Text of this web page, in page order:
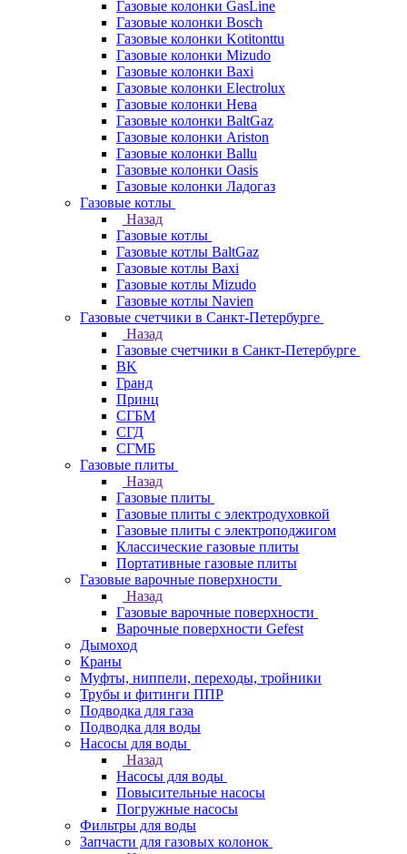
Газовые колонки GasLine
Газовые колонки Bosch
Газовые колонки Kotitonttu
Газовые колонки Mizudo
Газовые колонки Baxi
Газовые колонки Electrolux
Газовые колонки Нева
Газовые колонки BaltGaz
Газовые колонки Ariston
Газовые колонки Ballu
Газовые колонки Oasis
Газовые колонки Ладогаз
Газовые котлы
Назад
Газовые котлы
Газовые котлы BaltGaz
Газовые котлы Baxi
Газовые котлы Mizudo
Газовые котлы Navien
Газовые счетчики в Санкт-Петербурге
Назад
Газовые счетчики в Санкт-Петербурге
BK
Гранд
Принц
СГБМ
СГД
СГМБ
Газовые плиты
Назад
Газовые плиты
Газовые плиты с электродуховкой
Газовые плиты с электроподжигом
Классические газовые плиты
Портативные газовые плиты
Газовые варочные поверхности
Назад
Газовые варочные поверхности
Варочные поверхности Gefest
Дымоход
Краны
Муфты, ниппели, переходы, тройники
Трубы и фитинги ППР
Подводка для газа
Подводка для воды
Насосы для воды
Назад
Насосы для воды
Повысительные насосы
Погружные насосы
Фильтры для воды
Запчасти для газовых колонок